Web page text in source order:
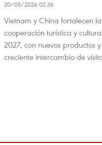
20/05/2026 02:36
Vietnam y China fortalecen la
cooperación turística y
2027, con nuevos productos
creciente intercambio de